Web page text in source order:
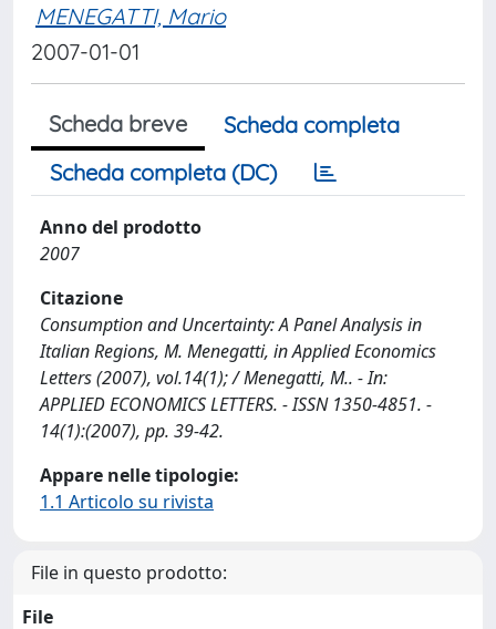
MENEGATTI, Mario
2007-01-01
Scheda breve
Scheda completa
Scheda completa (DC)
Anno del prodotto
2007
Citazione
Consumption and Uncertainty: A Panel Analysis in
Italian Regions, M. Menegatti, in Applied Economics
Letters (2007), vol.14(1); / Menegatti, M.. - In:
APPLIED ECONOMICS LETTERS. - ISSN 1350-4851. -
14(1):(2007), pp. 39-42.
Appare nelle tipologie:
1.1 Articolo su rivista
File in questo prodotto:
File